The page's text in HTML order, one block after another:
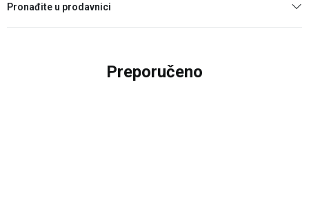
Pronađite u prodavnici
Preporučeno